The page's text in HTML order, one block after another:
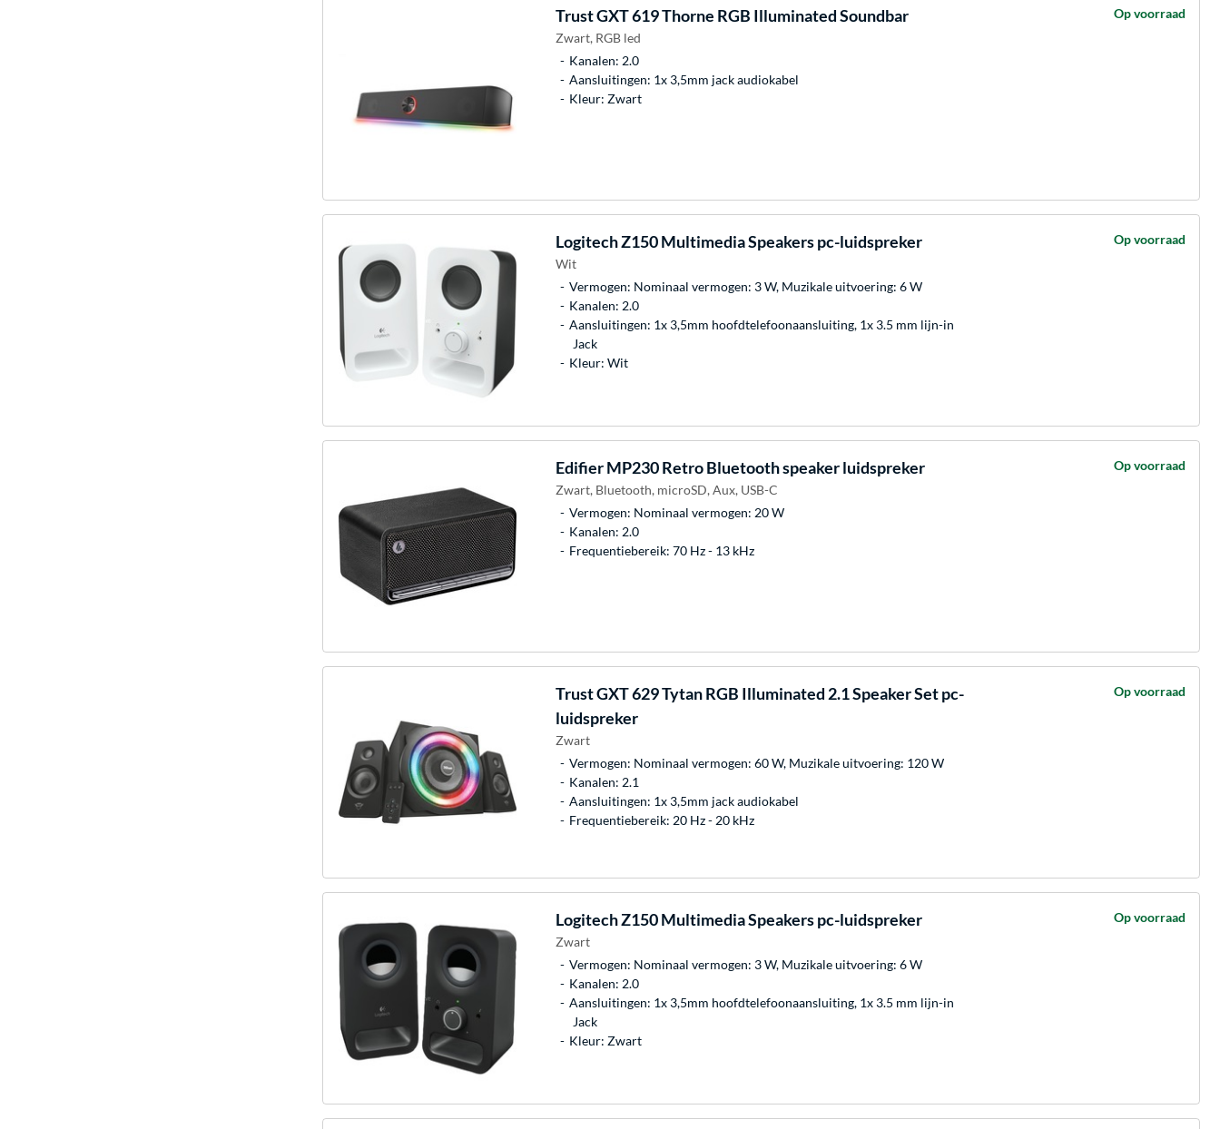
TrustGXT 619 Thorne RGB Illuminated Soundbar
Zwart, RGB led
Kanalen: 2.0
Aansluitingen: 1x 3,5mm jack audiokabel
Kleur: Zwart
Op voorraad
LogitechZ150 Multimedia Speakers pc-luidspreker
Wit
Vermogen: Nominaal vermogen: 3 W, Muzikale uitvoering: 6 W
Kanalen: 2.0
Aansluitingen: 1x 3,5mm hoofdtelefoonaansluiting, 1x 3.5 mm lijn-in
Jack
Kleur: Wit
Op voorraad
EdifierMP230 Retro Bluetooth speaker luidspreker
Zwart, Bluetooth, microSD, Aux, USB-C
Vermogen: Nominaal vermogen: 20 W
Kanalen: 2.0
Frequentiebereik: 70 Hz - 13 kHz
Op voorraad
TrustGXT 629 Tytan RGB Illuminated 2.1 Speaker Set pc-
luidspreker
Zwart
Vermogen: Nominaal vermogen: 60 W, Muzikale uitvoering: 120 W
Kanalen: 2.1
Aansluitingen: 1x 3,5mm jack audiokabel
Frequentiebereik: 20 Hz - 20 kHz
Op voorraad
LogitechZ150 Multimedia Speakers pc-luidspreker
Zwart
Vermogen: Nominaal vermogen: 3 W, Muzikale uitvoering: 6 W
Kanalen: 2.0
Aansluitingen: 1x 3,5mm hoofdtelefoonaansluiting, 1x 3.5 mm lijn-in
Jack
Kleur: Zwart
Op voorraad